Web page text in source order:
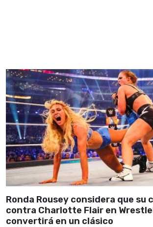
Ronda Rousey considera que su
contra Charlotte Flair en
convertirá en un clásico